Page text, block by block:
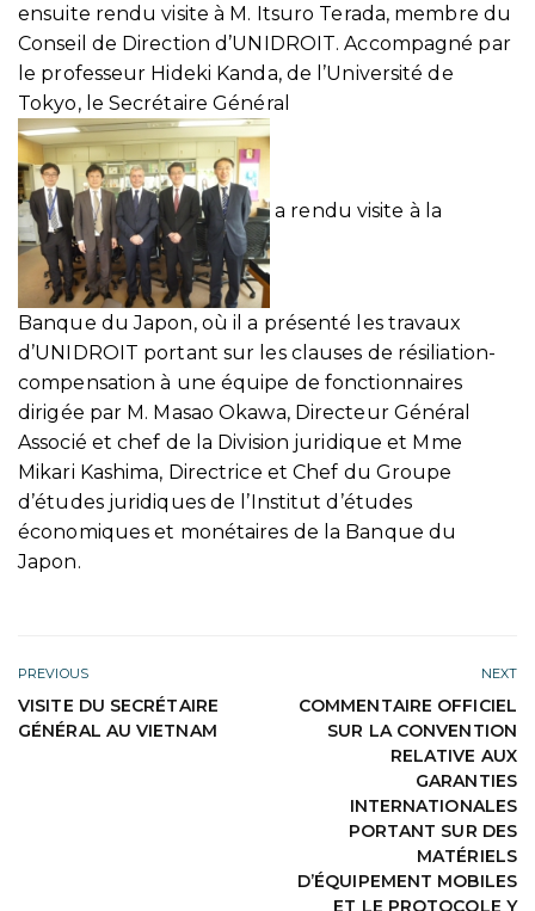
ensuite rendu visite à M. Itsuro Terada, membre du
Conseil de Direction d’UNIDROIT. Accompagné par
le professeur Hideki Kanda, de l’Université de
Tokyo, le Secrétaire Général
a rendu visite à la
Banque du Japon, où il a présenté les travaux
d’UNIDROIT portant sur les clauses de résiliation-
compensation à une équipe de fonctionnaires
dirigée par M. Masao Okawa, Directeur Général
Associé et chef de la Division juridique et Mme
Mikari Kashima, Directrice et Chef du Groupe
d’études juridiques de l’Institut d’études
économiques et monétaires de la Banque du
Japon.
PREVIOUS
VISITE DU SECRÉTAIRE
GÉNÉRAL AU VIETNAM
NEXT
COMMENTAIRE OFFICIEL
SUR LA CONVENTION
RELATIVE AUX
GARANTIES
INTERNATIONALES
PORTANT SUR DES
MATÉRIELS
D’ÉQUIPEMENT MOBILES